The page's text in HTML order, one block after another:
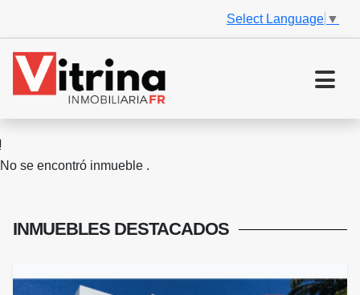
Select Language ▼
No se encontró inmueble .
INMUEBLES DESTACADOS